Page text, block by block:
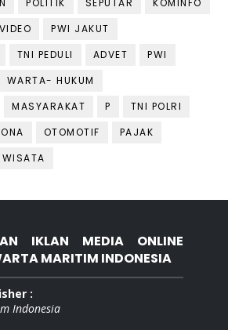
POLITIK SEPUTAR
KOMINFO
VIDEO
PWI JAKUT
TNI PEDULI ADVET
PWI
WARTA- HUKUM
MASYARAKAT P
TNI POLRI
OTOMOTIF
PAJAK
WISATA
IKLAN MEDIA ONLINE
MARITIM INDONESIA
:
Indonesia